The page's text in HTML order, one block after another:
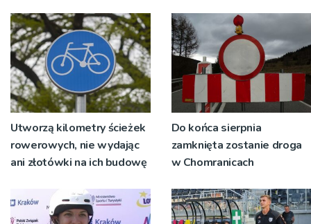
pokoleń
Utworzą kilometry ścieżek
rowerowych, nie wydając
ani złotówki na ich budowę
Do końca sierpnia
zamknięta zostanie droga
w Chomranicach